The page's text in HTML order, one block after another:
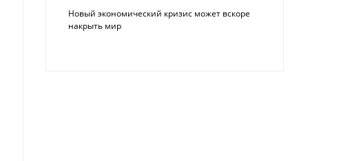
Новый экономический кризис может вскоре
накрыть мир